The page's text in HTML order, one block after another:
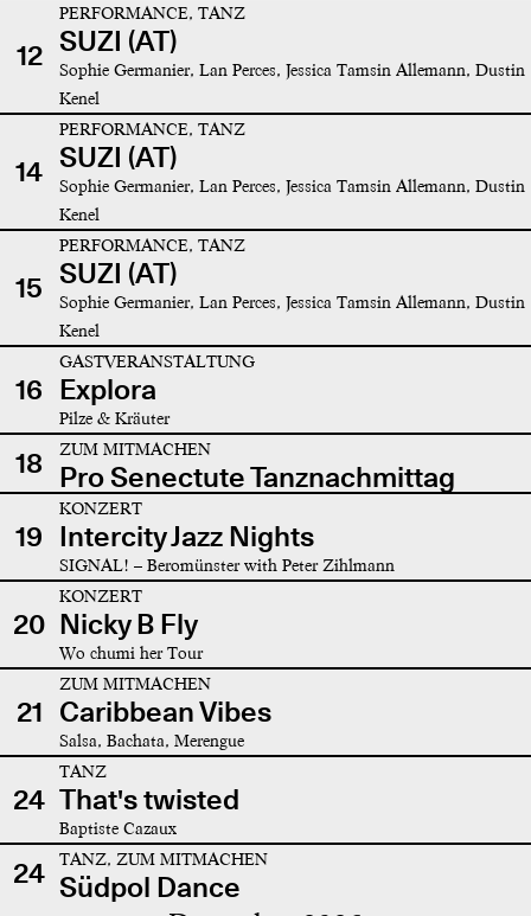
12
PERFORMANCE, TANZ
SUZI (AT)
Sophie Germanier, Lan Perces, Jessica Tamsin Allemann, Dustin
Kenel
14
PERFORMANCE, TANZ
SUZI (AT)
Sophie Germanier, Lan Perces, Jessica Tamsin Allemann, Dustin
Kenel
15
PERFORMANCE, TANZ
SUZI (AT)
Sophie Germanier, Lan Perces, Jessica Tamsin Allemann, Dustin
Kenel
16
GASTVERANSTALTUNG
Explora
Pilze & Kräuter
18 ZUM MITMACHEN
Pro Senectute Tanznachmittag
19
KONZERT
Intercity Jazz Nights
SIGNAL! – Beromünster with Peter Zihlmann
20
KONZERT
Nicky B Fly
Wo chumi her Tour
21
ZUM MITMACHEN
Caribbean Vibes
Salsa, Bachata, Merengue
24
TANZ
That's twisted
Baptiste Cazaux
24 TANZ, ZUM MITMACHEN
Südpol Dance